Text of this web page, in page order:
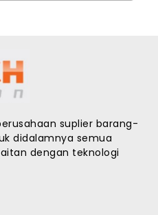
suplier barang-
didalamnya semua
dengan teknologi